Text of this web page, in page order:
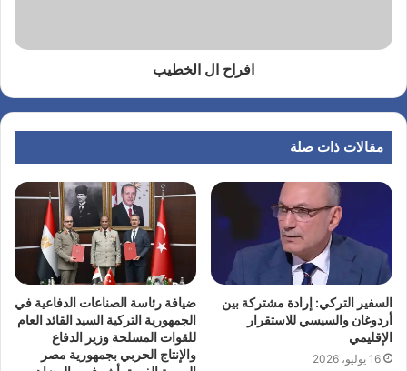
افراح ال الخطيب
مقالات ذات صلة
السفير التركي: إرادة مشتركة بين
أردوغان والسيسي للاستقرار
الإقليمي
16 يوليو، 2026
ضيافة رئاسة الصناعات الدفاعية في
الجمهورية التركية السيد القائد العام
للقوات المسلحة وزير الدفاع
والإنتاج الحربي بجمهورية مصر